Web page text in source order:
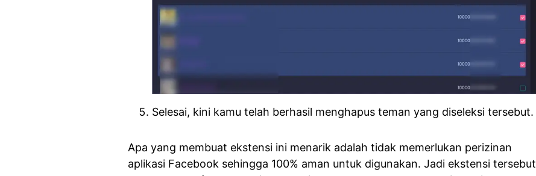
Selesai, kini kamu telah berhasil menghapus teman yang diseleksi tersebut.
Apa yang membuat ekstensi ini menarik adalah tidak memerlukan perizinan
aplikasi Facebook sehingga 100% aman untuk digunakan. Jadi ekstensi tersebut